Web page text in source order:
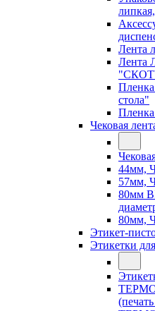
Лента
Лента
стола"
Чековая
44мм,
57мм,
80мм
80мм,
Этикет-
Этикетки